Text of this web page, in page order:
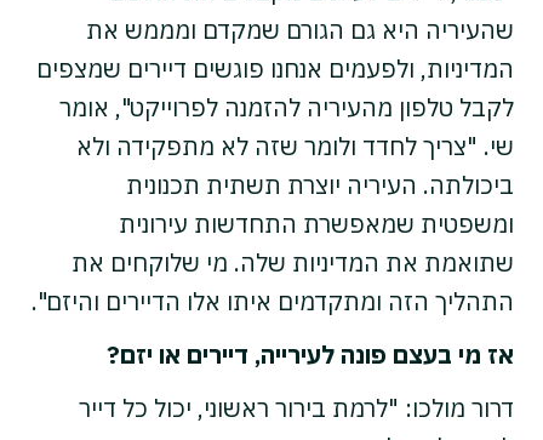
שהעיריה היא גם הגורם שמקדם ומממש את
המדיניות, ולפעמים אנחנו פוגשים דיירים שמצפים
לקבל טלפון מהעיריה להזמנה לפרוייקט", אומר
שי. "צריך לחדד ולומר שזה לא מתפקידה ולא
ביכולתה. העיריה יוצרת תשתית תכנונית
ומשפטית שמאפשרת התחדשות עירונית
שתואמת את המדיניות שלה. מי שלוקחים את
התהליך הזה ומתקדמים איתו אלו הדיירים והיזם".
אז מי בעצם פונה לעירייה, דיירים או יזם?
דרור מולכו: "לרמת בירור ראשוני, יכול כל דייר